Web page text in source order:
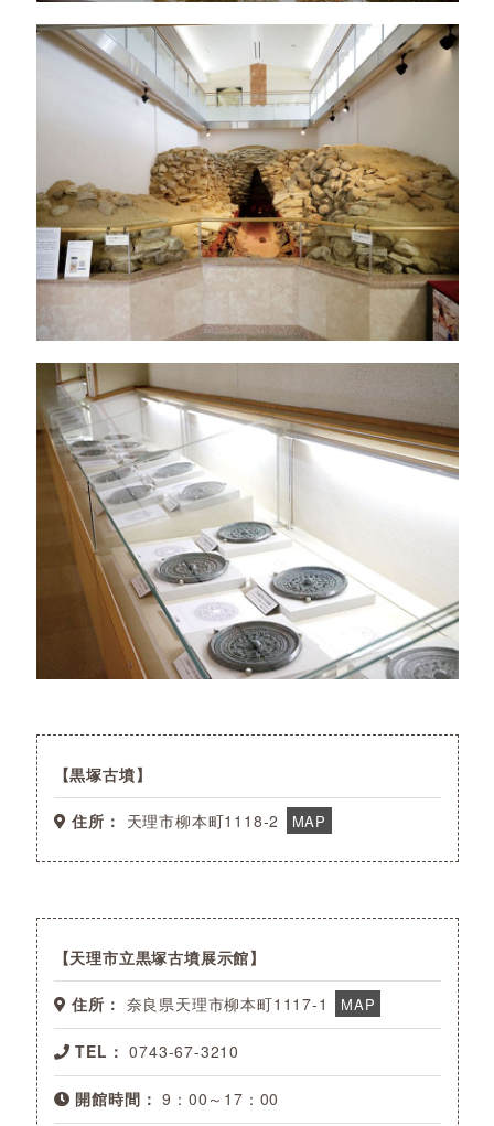
黒塚古墳
住所： 天理市柳本町1118-2 MAP
天理市立黒塚古墳展示館
住所： 奈良県天理市柳本町1117-1 MAP
TEL： 0743-67-3210
開館時間： 9：00～17：00